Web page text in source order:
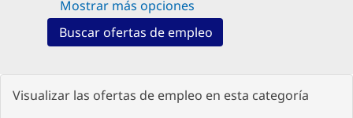
Mostrar más opciones
Visualizar las ofertas de empleo en esta categoría